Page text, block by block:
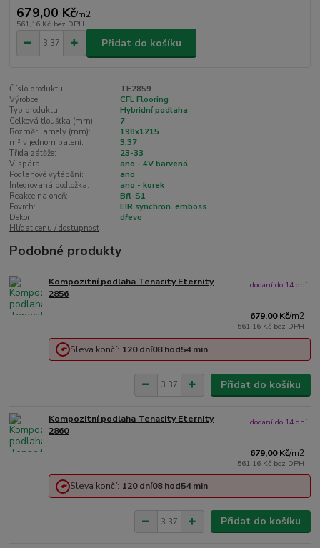
679,00 Kč/m2
561,16 Kč bez DPH
Přidat do košíku
Číslo produktu:
TE2859
Výrobce:
CFL Flooring
Typ produktu:
Hybridní podlaha
Celková tloušťka (mm):
7
Rozměr lamely (mm):
198x1215
m² v jednom balení:
3,37
Třída zátěže:
23-33
V-spára:
ano - 4V barvená
Podlahové vytápění:
ano
Integrovaná podložka:
ano - korek
Reakce na oheň:
Bfl-S1
Povrch:
EIR synchron. emboss
Dekor:
dřevo
Hlídat cenu / dostupnost
Podobné produkty
Kompozitní podlaha Tenacity Eternity
2856
679,00 Kč/m2
561,16 Kč bez DPH
dodání do 14 dní
Sleva končí: 120 dní08hod54min
Přidat do košíku
Kompozitní podlaha Tenacity Eternity
2860
679,00 Kč/m2
561,16 Kč bez DPH
dodání do 14 dní
Sleva končí: 120 dní08hod54min
Přidat do košíku